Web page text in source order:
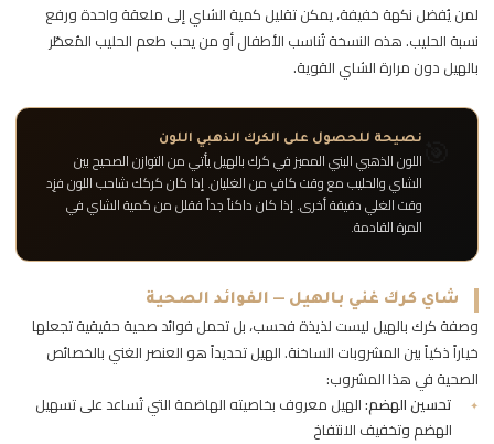
لمن يُفضل نكهة خفيفة، يمكن تقليل كمية الشاي إلى ملعقة واحدة ورفع
نسبة الحليب. هذه النسخة تُناسب الأطفال أو من يحب طعم الحليب المُعطّر
بالهيل دون مرارة الشاي القوية.
نصيحة للحصول على الكرك الذهبي اللون
اللون الذهبي البني المميز في كرك بالهيل يأتي من التوازن الصحيح بين
الشاي والحليب مع وقت كافٍ من الغليان. إذا كان كركك شاحب اللون فزِد
وقت الغلي دقيقة أخرى. إذا كان داكناً جداً فقلل من كمية الشاي في
المرة القادمة.
شاي كرك غني بالهيل — الفوائد الصحية
وصفة كرك بالهيل ليست لذيذة فحسب، بل تحمل فوائد صحية حقيقية تجعلها
خياراً ذكياً بين المشروبات الساخنة. الهيل تحديداً هو العنصر الغني بالخصائص
الصحية في هذا المشروب:
تحسين الهضم:الهيل معروف بخاصيته الهاضمة التي تُساعد على تسهيل
الهضم وتخفيف الانتفاخ